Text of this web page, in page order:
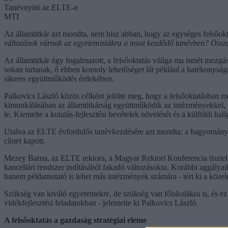
Tanévnyitó az ELTE-n
MTI
Az államtitkár azt mondta, nem hisz abban, hogy az egységes
változások várnak az egyetemistákra a most kezdődő tanévben?
Az államtitkár úgy fogalmazott, a felsőoktatás világa ma ismét
sokan tartanak, ő ebben komoly lehetőséget lát például a
sikeres együttműködés érdekében.
Palkovics László közös célként jelölte meg, hogy a felsőoktatásban
kimunkálásában az államtitkárság együttműködik az
le. Kiemelte a kutatás-fejlesztési bevételek növelését és a külföldi
Utalva az ELTE évfordulós tanévkezdésére azt mondta: a
címet kapott.
Mezey Barna, az ELTE rektora, a Magyar Rektori Konferencia
kancellári rendszer indításából fakadó változásokra. Korábbi
hanem példamutató is lehet más intézmények számára - tért ki a
Szükség van kiváló egyetemekre, de szükség van főiskolákra is, és
vidékfejlesztési feladatokban - jelentette ki Palkovics László.
A felsőoktatás a gazdaság stratégiai eleme